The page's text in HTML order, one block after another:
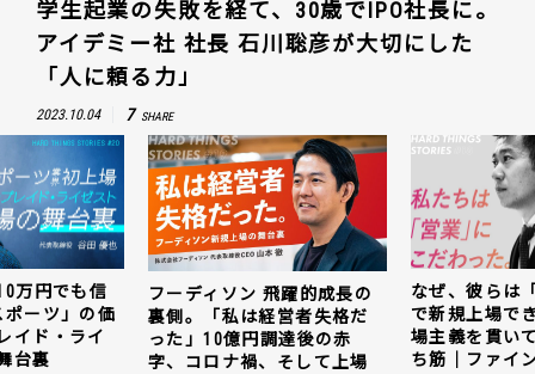
学生起業の失敗を経て、30歳でIPO社長に。
アイデミー社 社長 石川聡彦が大切にした
「人に頼る力」
2023.10.04 7 SHARE
万円でも信
ーツ」の価
イド・ライ
台裏
フーディソン 飛躍的成長の
裏側。「私は経営者失格だ
った」10億円調達後の赤
字、コロナ禍、そして上場
なぜ、彼らは
で新規上場で
場主義を貫い
ち筋｜ファイ